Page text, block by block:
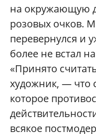
на окружающую
розовых очков.
перевернулся и
более не встал
«Принято
художник, — что
которое
всякое